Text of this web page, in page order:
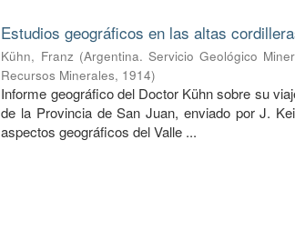
Estudios geográficos en las altas
Kühn, Franz (Argentina. Servicio Geológico
Recursos Minerales, 1914)
Informe geográfico del Doctor Kühn sobre su
de la Provincia de San Juan, enviado por J.
aspectos geográficos del Valle ...